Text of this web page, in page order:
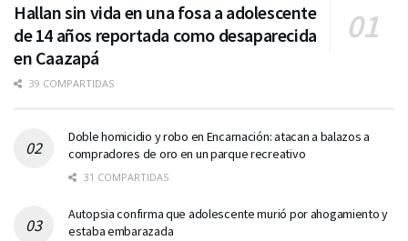
Hallan sin vida en una fosa a adolescente
de 14 años reportada como desaparecida
en Caazapá
39 COMPARTIDAS
Doble homicidio y robo en Encarnación: atacan a balazos a
compradores de oro en un parque recreativo
31 COMPARTIDAS
Autopsia confirma que adolescente murió por ahogamiento y
estaba embarazada